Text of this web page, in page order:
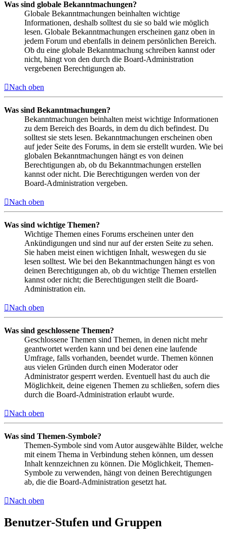
Was sind globale Bekanntmachungen?
Globale Bekanntmachungen beinhalten wichtige
Informationen, deshalb solltest du sie so bald wie möglich
lesen. Globale Bekanntmachungen erscheinen ganz oben in
jedem Forum und ebenfalls in deinem persönlichen Bereich.
Ob du eine globale Bekanntmachung schreiben kannst oder
nicht, hängt von den durch die Board-Administration
vergebenen Berechtigungen ab.
Nach oben
Was sind Bekanntmachungen?
Bekanntmachungen beinhalten meist wichtige Informationen
zu dem Bereich des Boards, in dem du dich befindest. Du
solltest sie stets lesen. Bekanntmachungen erscheinen oben
auf jeder Seite des Forums, in dem sie erstellt wurden. Wie bei
globalen Bekanntmachungen hängt es von deinen
Berechtigungen ab, ob du Bekanntmachungen erstellen
kannst oder nicht. Die Berechtigungen werden von der
Board-Administration vergeben.
Nach oben
Was sind wichtige Themen?
Wichtige Themen eines Forums erscheinen unter den
Ankündigungen und sind nur auf der ersten Seite zu sehen.
Sie haben meist einen wichtigen Inhalt, weswegen du sie
lesen solltest. Wie bei den Bekanntmachungen hängt es von
deinen Berechtigungen ab, ob du wichtige Themen erstellen
kannst oder nicht; die Berechtigungen stellt die Board-
Administration ein.
Nach oben
Was sind geschlossene Themen?
Geschlossene Themen sind Themen, in denen nicht mehr
geantwortet werden kann und bei denen eine laufende
Umfrage, falls vorhanden, beendet wurde. Themen können
aus vielen Gründen durch einen Moderator oder
Administrator gesperrt werden. Eventuell hast du auch die
Möglichkeit, deine eigenen Themen zu schließen, sofern dies
durch die Board-Administration erlaubt wurde.
Nach oben
Was sind Themen-Symbole?
Themen-Symbole sind vom Autor ausgewählte Bilder, welche
mit einem Thema in Verbindung stehen können, um dessen
Inhalt kennzeichnen zu können. Die Möglichkeit, Themen-
Symbole zu verwenden, hängt von deinen Berechtigungen
ab, die die Board-Administration gesetzt hat.
Nach oben
Benutzer-Stufen und Gruppen